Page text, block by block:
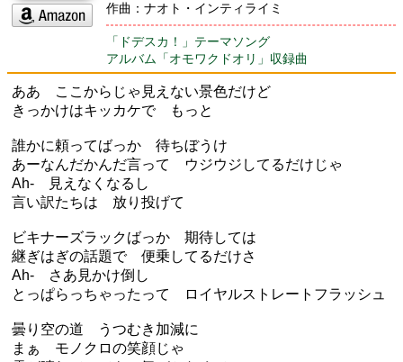
作曲：ナオト・インティライミ
「ドデスカ！」テーマソング
アルバム「オモワクドオリ」収録曲
ああ ここからじゃ見えない景色だけど
きっかけはキッカケで もっと
誰かに頼ってばっか 待ちぼうけ
あーなんだかんだ言って ウジウジしてるだけじゃ
Ah- 見えなくなるし
言い訳たちは 放り投げて
ビキナーズラックばっか 期待しては
継ぎはぎの話題で 便乗してるだけさ
Ah- さあ見かけ倒し
とっぱらっちゃったって ロイヤルストレートフラッシュ
曇り空の道 うつむき加減に
まぁ モノクロの笑顔じゃ